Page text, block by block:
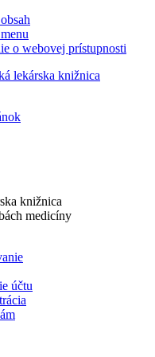
o webovej prístupnosti
knižnica
medicíny
účtu